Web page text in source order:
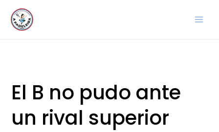
contenido
El B no pudo ante
un rival superior